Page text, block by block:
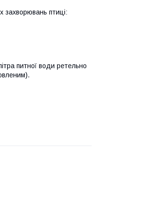
захворювань птиці:
питної води ретельно